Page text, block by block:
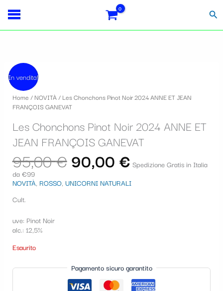
contenuto
In vendita!
Home /NOVITÀ/ Les Chonchons Pinot Noir 2024 ANNE ET JEAN
FRANÇOIS GANEVAT
Les Chonchons Pinot Noir 2024 ANNE ET
JEAN FRANÇOIS GANEVAT
95,00€
originale
era:
95,00 €.
90,00 €
attuale
è:90,00 €.
Spedizione Gratis in Italia
da €99
NOVITÀ, ROSSO, UNICORNI NATURALI
Cult.
uve: Pinot Noir
alc.: 12,5%
Esaurito
Pagamento sicuro garantito
S
z
i
o
n
a
c
t
e